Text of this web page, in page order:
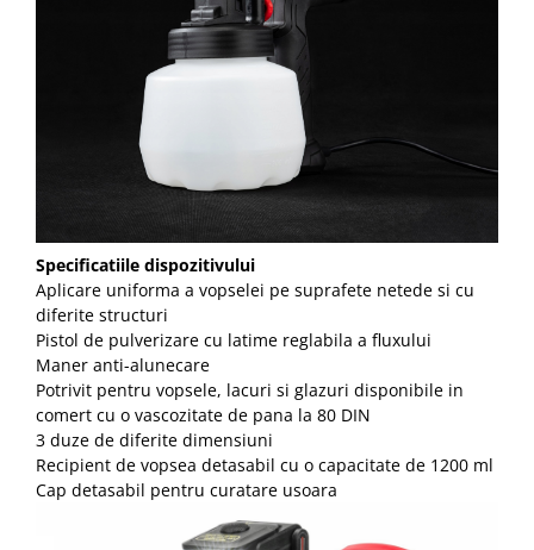
Specificatiile dispozitivului
Aplicare uniforma a vopselei pe suprafete netede si cu
diferite structuri
Pistol de pulverizare cu latime reglabila a fluxului
Maner anti-alunecare
Potrivit pentru vopsele, lacuri si glazuri disponibile in
comert cu o vascozitate de pana la 80 DIN
3 duze de diferite dimensiuni
Recipient de vopsea detasabil cu o capacitate de 1200 ml
Cap detasabil pentru curatare usoara